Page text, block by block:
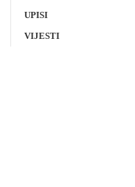
UPISI
VIJESTI